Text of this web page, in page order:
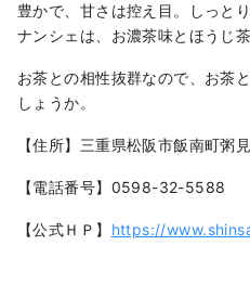
豊かで、甘さは控え目。しっと
ナンシェは、お濃茶味とほうじ
お茶との相性抜群なので、お茶
しょうか。
【住所】三重県松阪市飯南町粥
【電話番号】0598-32-5588
【公式ＨＰ】 https://